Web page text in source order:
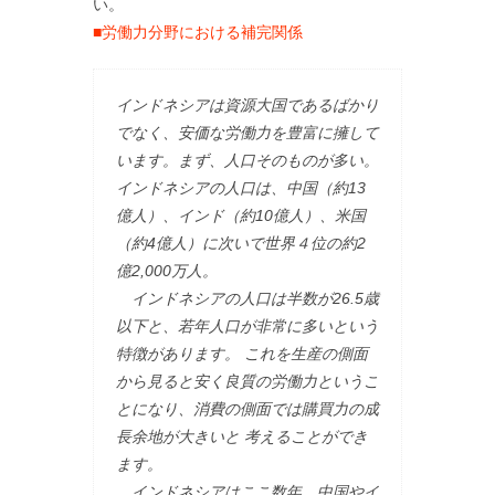
い。
■労働力分野における補完関係
インドネシアは資源大国であるばかり
でなく、安価な労働力を豊富に擁して
います。まず、人口そのものが多い。
インドネシアの人口は、中国（約13
億人）、インド（約10億人）、米国
（約4億人）に次いで世界４位の約2
億2,000万人。
インドネシアの人口は半数が26.5歳
以下と、若年人口が非常に多いという
特徴があります。 これを生産の側面
から見ると安く良質の労働力というこ
とになり、消費の側面では購買力の成
長余地が大きいと 考えることができ
ます。